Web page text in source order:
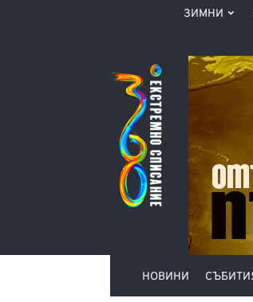
ЗИМНИ
Списание
360°
НОВИНИ